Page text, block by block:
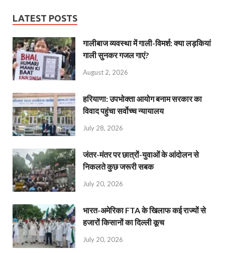
LATEST POSTS
गालीबाज व्‍यवस्‍था में गाली-विमर्श: क्या लड़कियां
गाली सुनकर गजल गाएं?
August 2, 2026
हरियाणा: उपभोक्ता आयोग बनाम सरकार का
विवाद पहुंचा सर्वोच्च न्यायालय
July 28, 2026
जंतर-मंतर पर छात्रों-युवाओं के आंदोलन से
निकलते कुछ जरूरी सबक
July 20, 2026
भारत-अमेरिका FTA के खिलाफ कई राज्यों से
हजारों किसानों का दिल्ली कूच
July 20, 2026